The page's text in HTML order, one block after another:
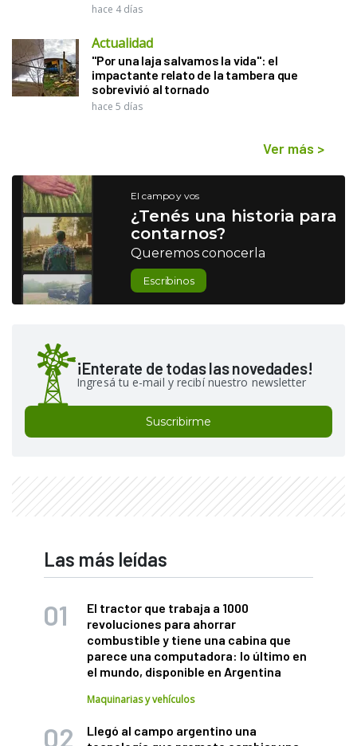
hace 4 días
Actualidad
"Por una laja salvamos la vida": el
impactante relato de la tambera que
sobrevivió al tornado
hace 5 días
Ver más >
El campo y vos
¿Tenés una historia para
contarnos?
Queremos conocerla
Escribinos
¡Enterate de todas las novedades!
Ingresá tu e-mail y recibí nuestro newsletter
Suscribirme
Las más leídas
El tractor que trabaja a 1000
revoluciones para ahorrar
combustible y tiene una cabina que
parece una computadora: lo último en
el mundo, disponible en Argentina
Maquinarias y vehículos
Llegó al campo argentino una